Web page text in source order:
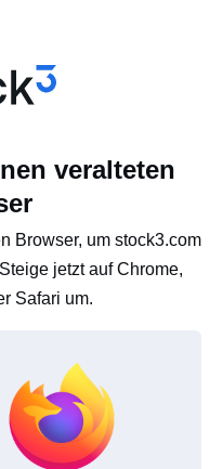
veralteten
Browser, um stock3.com
jetzt auf Chrome,
Safari um.